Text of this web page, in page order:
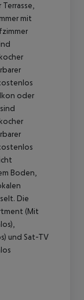
mit
oder
Boden,
Die
(Mit
und Sat-TV